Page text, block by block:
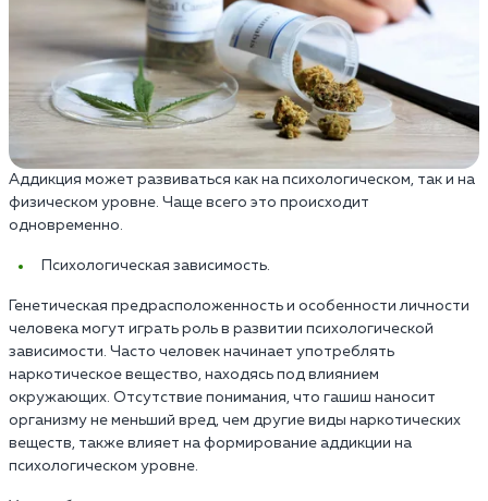
Аддикция может развиваться как на психологическом, так и на
физическом уровне. Чаще всего это происходит
одновременно.
Психологическая зависимость.
Генетическая предрасположенность и особенности личности
человека могут играть роль в развитии психологической
зависимости. Часто человек начинает употреблять
наркотическое вещество, находясь под влиянием
окружающих. Отсутствие понимания, что гашиш наносит
организму не меньший вред, чем другие виды наркотических
веществ, также влияет на формирование аддикции на
психологическом уровне.